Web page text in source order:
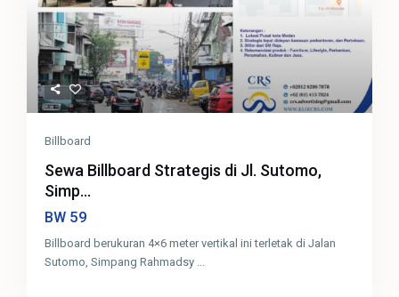
Billboard
Sewa Billboard Strategis di Jl. Sutomo,
Simp...
BW 59
Billboard berukuran 4×6 meter vertikal ini terletak di Jalan
Sutomo, Simpang Rahmadsy